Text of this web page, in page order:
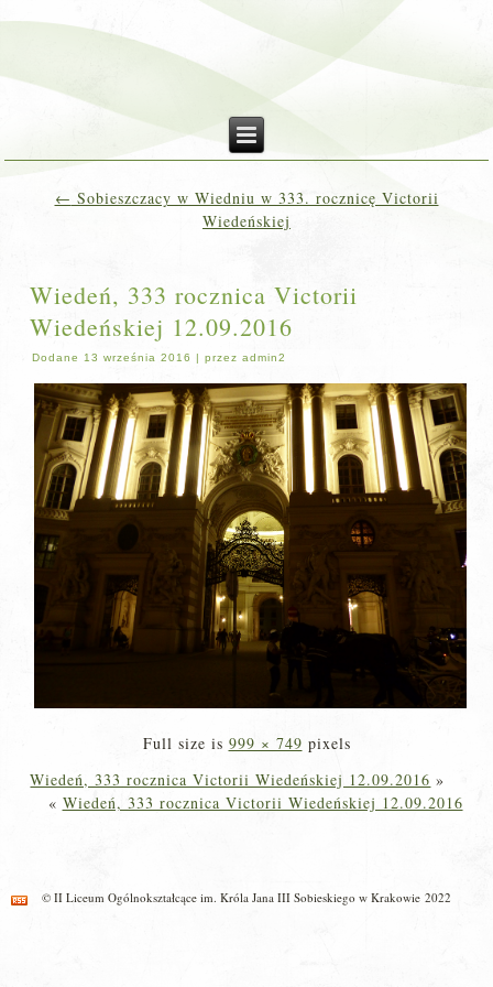
← Sobieszczacy w Wiedniu w 333. rocznicę Victorii
Wiedeńskiej
Wiedeń, 333 rocznica Victorii
Wiedeńskiej 12.09.2016
Dodane 13 września 2016 |przez admin2
Full size is 999 × 749 pixels
Wiedeń, 333 rocznica Victorii Wiedeńskiej 12.09.2016 »
« Wiedeń, 333 rocznica Victorii Wiedeńskiej 12.09.2016
© II Liceum Ogólnokształcące im. Króla Jana III Sobieskiego w Krakowie 2022